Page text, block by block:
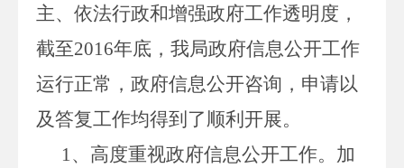
主、依法行政和增强政府工作透明度，
截至2016年底，我局政府信息公开工作
运行正常，政府信息公开咨询，申请以
及答复工作均得到了顺利开展。
1、高度重视政府信息公开工作。加